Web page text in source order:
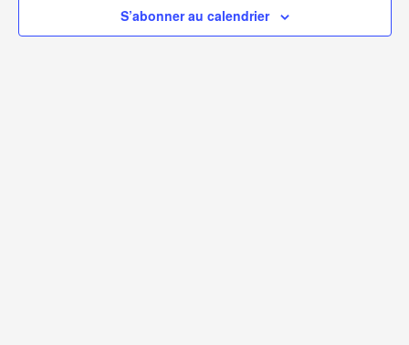
S’abonner au calendrier